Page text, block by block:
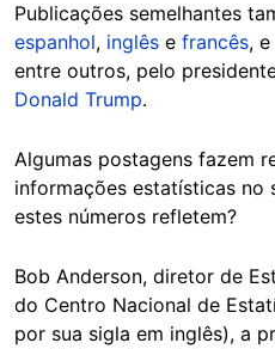
Publicações semelhantes
espanhol, inglês e francês,
entre outros, pelo
Donald Trump.
Algumas postagens fazem
informações estatísticas no
estes números refletem?
Bob Anderson, diretor de
do Centro Nacional de
por sua sigla em inglês), a